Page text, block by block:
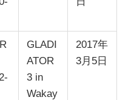
GLADI
ATOR
3 in
Wakay
2017年
3月5日